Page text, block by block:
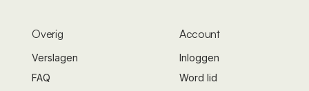
Overig
Verslagen
FAQ
Account
Inloggen
Word lid